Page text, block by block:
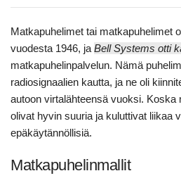
Matkapuhelimet tai matkapuhelimet
vuodesta 1946, ja Bell Systems otti
matkapuhelinpalvelun. Nämä
radiosignaalien kautta, ja ne oli
autoon virtalähteensä vuoksi. Koska
olivat hyvin suuria ja kuluttivat liikaa
epäkäytännöllisiä.
Matkapuhelinmallit